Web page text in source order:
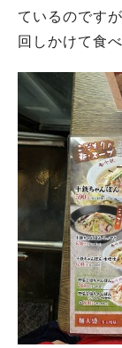
ているのです
回しかけて食